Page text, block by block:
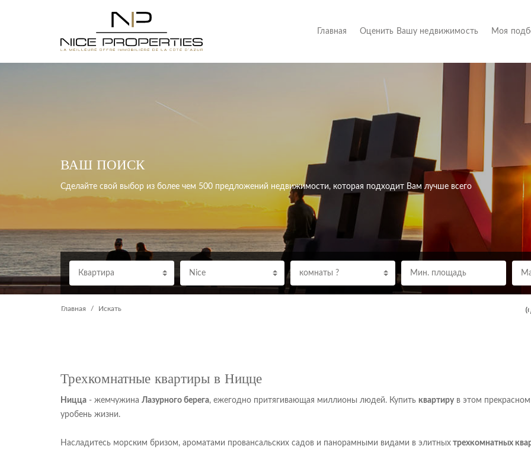
Главная (current)
Оценить Вашу недвижимость Моя
ВАШ ПОИСК
Сделайте свой выбор из более чем 500 предложений недвижимости, которая подходит Вам лучше всего
Квартира Nice комнаты ?
Главная Искать
Трехкомнатные квартиры в Ницце
Ницца - жемчужина Лазурного берега, ежегодно притягивающая миллионы людей. Купить квартирув этом прекрасном
уробень жизни.
Насладитесь морским бризом, ароматами провансальских садов и панорамными видами в элитных трехкомнатных